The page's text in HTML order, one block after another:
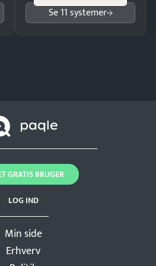
Se 11 systemer
Min side
Erhverv
LOG IND
GRATIS BRUGER